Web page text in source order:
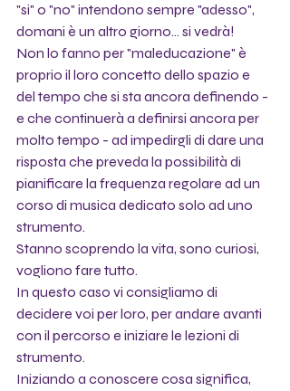
"si" o "no" intendono sempre "adesso",
domani è un altro giorno... si vedrà!
Non lo fanno per "maleducazione" è
proprio il loro concetto dello spazio e
del tempo che si sta ancora definendo -
e che continuerà a definirsi ancora per
molto tempo - ad impedirgli di dare una
risposta che preveda la possibilità di
pianificare la frequenza regolare ad un
corso di musica dedicato solo ad uno
strumento.
Stanno scoprendo la vita, sono curiosi,
vogliono fare tutto.
In questo caso vi consigliamo di
decidere voi per loro, per andare avanti
con il percorso e iniziare le lezioni di
strumento.
Iniziando a conoscere cosa significa,